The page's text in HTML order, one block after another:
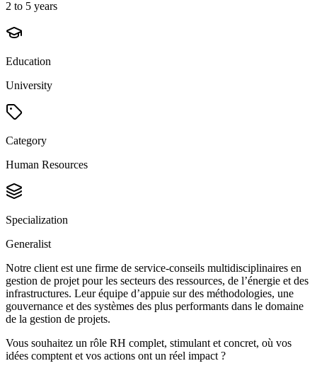
2 to 5 years
Education
University
Category
Human Resources
Specialization
Generalist
Notre client est une firme de service-conseils multidisciplinaires en
gestion de projet pour les secteurs des ressources, de l’énergie et des
infrastructures. Leur équipe d’appuie sur des méthodologies, une
gouvernance et des systèmes des plus performants dans le domaine
de la gestion de projets.
Vous souhaitez un rôle RH complet, stimulant et concret, où vos
idées comptent et vos actions ont un réel impact ?